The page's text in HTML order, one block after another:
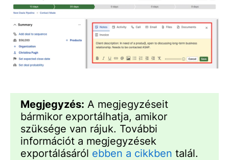
Megjegyzés: A megjegyzéseit
bármikor exportálhatja, amikor
szüksége van rájuk. További
információt a megjegyzések
exportálásáról ebben a cikkben talál.